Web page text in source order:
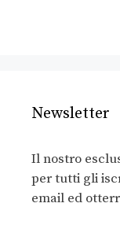
Newsletter
Il nostro
per tutti gli
email ed